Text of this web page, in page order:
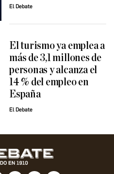
El Debate
El turismo ya emplea a
más de 3,1 millones de
personas y alcanza el
14 % del empleo en
España
El Debate